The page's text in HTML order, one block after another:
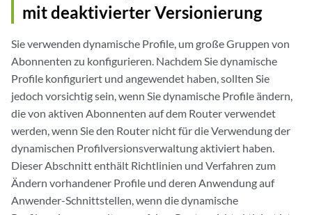
mit deaktivierter Versionierung
Sie verwenden dynamische Profile, um große Gruppen von
Abonnenten zu konfigurieren. Nachdem Sie dynamische
Profile konfiguriert und angewendet haben, sollten Sie
jedoch vorsichtig sein, wenn Sie dynamische Profile ändern,
die von aktiven Abonnenten auf dem Router verwendet
werden, wenn Sie den Router nicht für die Verwendung der
dynamischen Profilversionsverwaltung aktiviert haben.
Dieser Abschnitt enthält Richtlinien und Verfahren zum
Ändern vorhandener Profile und deren Anwendung auf
Anwender-Schnittstellen, wenn die dynamische